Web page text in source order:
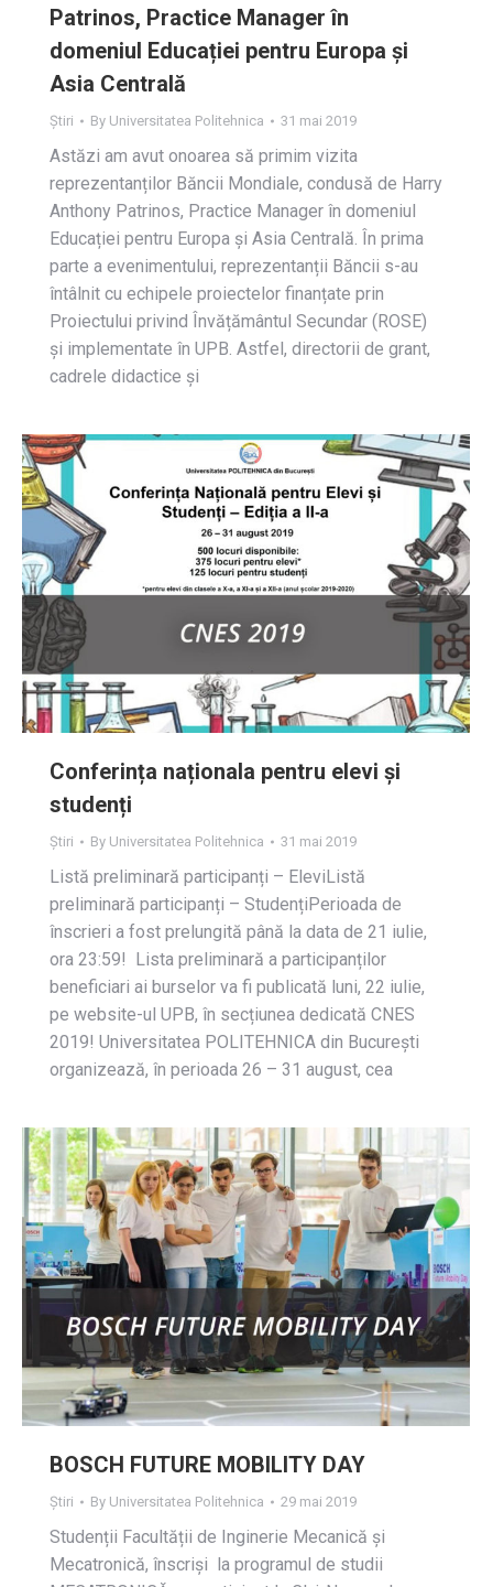
Patrinos, Practice Manager în
domeniul Educației pentru Europa și
Asia Centrală
Știri By Universitatea Politehnica 31 mai 2019
Astăzi am avut onoarea să primim vizita
reprezentanților Băncii Mondiale, condusă de Harry
Anthony Patrinos, Practice Manager în domeniul
Educației pentru Europa și Asia Centrală. În prima
parte a evenimentului, reprezentanții Băncii s-au
întâlnit cu echipele proiectelor finanțate prin
Proiectului privind Învățământul Secundar (ROSE)
și implementate în UPB. Astfel, directorii de grant,
cadrele didactice și
Conferința naționala pentru elevi și
studenți
Știri By Universitatea Politehnica 31 mai 2019
Listă preliminară participanți – EleviListă
preliminară participanți – StudențiPerioada de
înscrieri a fost prelungită până la data de 21 iulie,
ora 23:59! Lista preliminară a participanților
beneficiari ai burselor va fi publicată luni, 22 iulie,
pe website-ul UPB, în secțiunea dedicată CNES
2019! Universitatea POLITEHNICA din București
organizează, în perioada 26 – 31 august, cea
BOSCH FUTURE MOBILITY DAY
Știri By Universitatea Politehnica 29 mai 2019
Studenții Facultății de Inginerie Mecanică și
Mecatronică, înscriși la programul de studii